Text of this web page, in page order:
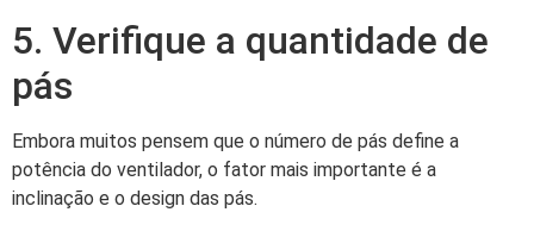
5. Verifique a quantidade de
pás
Embora muitos pensem que o número de pás define a
potência do ventilador, o fator mais importante é a
inclinação e o design das pás.